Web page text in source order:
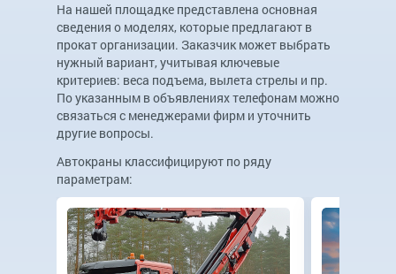
На нашей площадке представлена основная
сведения о моделях, которые предлагают в
прокат организации. Заказчик может выбрать
нужный вариант, учитывая ключевые
критериев: веса подъема, вылета стрелы и пр.
По указанным в объявлениях телефонам можно
связаться с менеджерами фирм и уточнить
другие вопросы.
Автокраны классифицируют по ряду
параметрам: